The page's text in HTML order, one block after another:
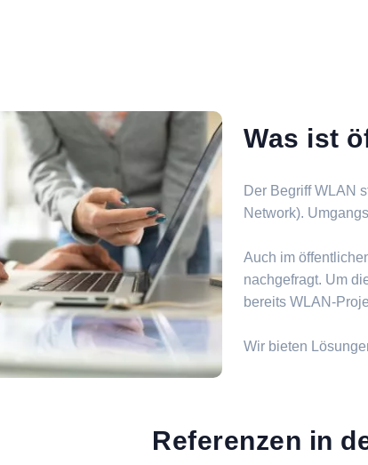
Was ist
Der Begriff WLAN
Network).
Auch im
nachgefragt. Um
bereits WLAN-
Wir bieten
Referenzen in